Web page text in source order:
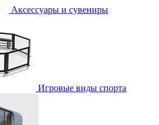
Аксессуары и сувениры
Игровые виды спорта